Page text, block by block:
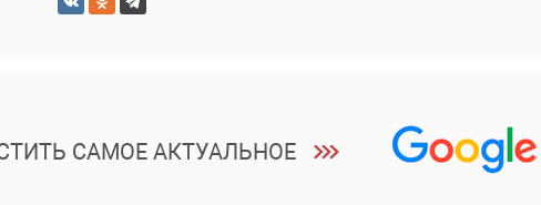
САМОЕ АКТУАЛЬНОЕ